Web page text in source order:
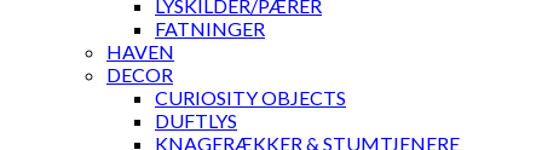
LYSKILDER/PÆRER
FATNINGER
HAVEN
DECOR
CURIOSITY OBJECTS
DUFTLYS
KNAGERÆKKER & STUMTJENERE